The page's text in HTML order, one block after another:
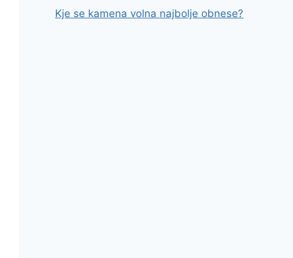
Kje se kamena volna najbolje obnese?